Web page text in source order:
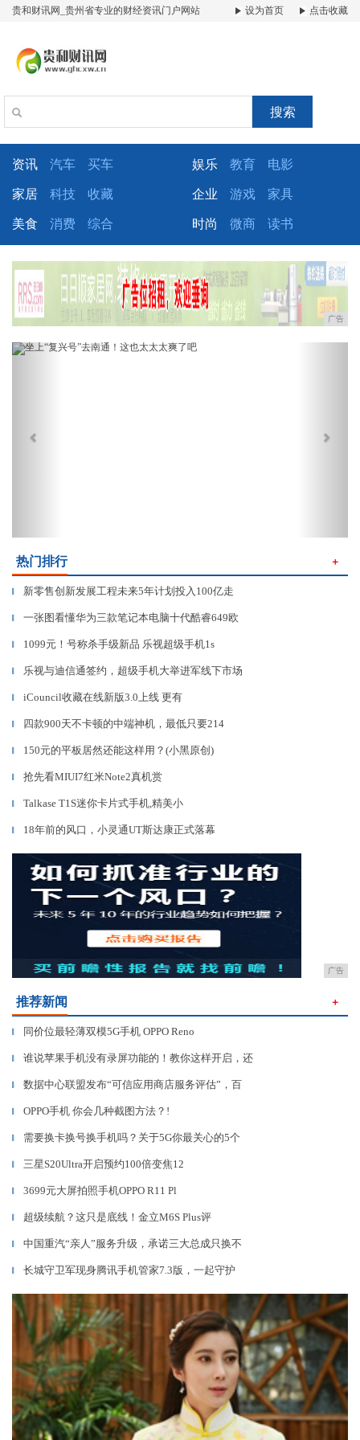
贵和财讯网_贵州省专业的财经资讯门户网站 设为首页 点击收藏
搜索
资讯 汽车 买车 娱乐 教育 电影
家居 科技 收藏 企业 游戏 家具
美食 消费 综合 时尚 微商 读书
广告
Previous
热门排行 ＋
▎ 新零售创新发展工程未来5年计划投入100亿走
▎ 一张图看懂华为三款笔记本电脑十代酷睿649欧
▎ 1099元！号称杀手级新品 乐视超级手机1s
▎ 乐视与迪信通签约，超级手机大举进军线下市场
▎ iCouncil收藏在线新版3.0上线 更有
▎ 四款900天不卡顿的中端神机，最低只要214
▎ 150元的平板居然还能这样用？(小黑原创)
▎ 抢先看MIUI7红米Note2真机赏
▎ Talkase T1S迷你卡片式手机,精美小
▎ 18年前的风口，小灵通UT斯达康正式落幕
广告
推荐新闻 ＋
▎ 同价位最轻薄双模5G手机 OPPO Reno
▎ 谁说苹果手机没有录屏功能的！教你这样开启，还
▎ 数据中心联盟发布“可信应用商店服务评估”，百
▎ OPPO手机 你会几种截图方法？!
▎ 需要换卡换号换手机吗？关于5G你最关心的5个
▎ 三星S20Ultra开启预约100倍变焦12
▎ 3699元大屏拍照手机OPPO R11 Pl
▎ 超级续航？这只是底线！金立M6S Plus评
▎ 中国重汽“亲人”服务升级，承诺三大总成只换不
▎ 长城守卫军现身腾讯手机管家7.3版，一起守护